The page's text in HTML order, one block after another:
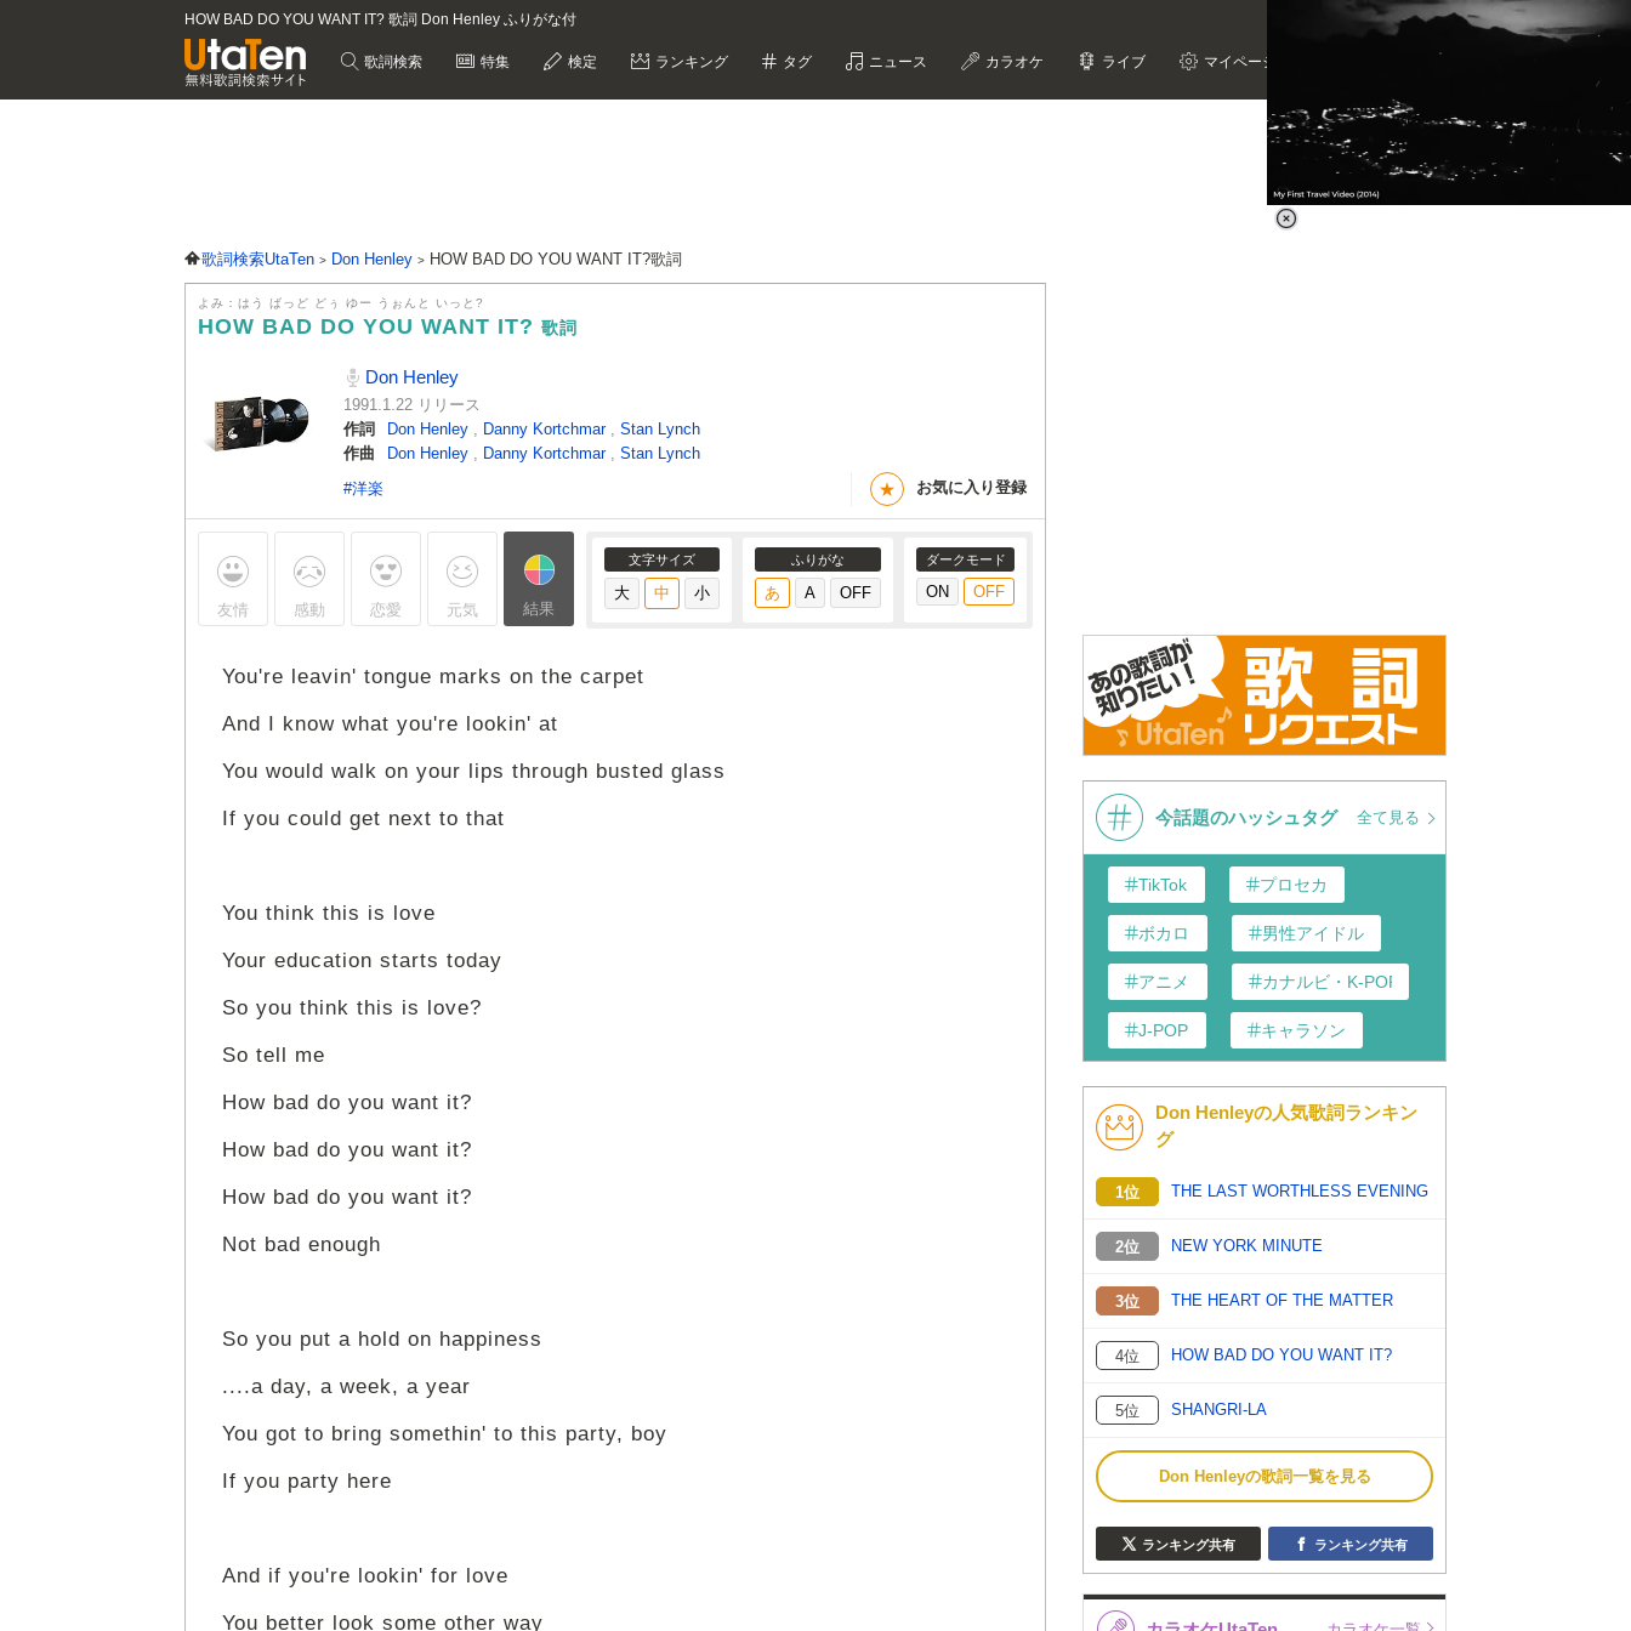
HOW BAD DO YOU WANT IT? 歌詞 Don Henley ふりがな付
歌詞検索 特集 検定 ランキング タグ ニュース カラオケ ライブ マイページ
歌詞検索UtaTen Don Henley HOW BAD DO YOU WANT IT?歌詞
よみ：はう ばっど どぅ ゆー うぉんと いっと?
HOW BAD DO YOU WANT IT? 歌詞
Don Henley
1991.1.22 リリース
作詞
Don Henley , Danny Kortchmar , Stan Lynch
作曲
Don Henley , Danny Kortchmar , Stan Lynch
#洋楽
★ お気に入り登録
友情 感動 恋愛 元気 結果
文字サイズ ふりがな ダークモード
You're leavin' tongue marks on the carpet
And I know what you're lookin' at
You would walk on your lips through busted glass
If you could get next to that
You think this is love
Your education starts today
So you think this is love?
So tell me
How bad do you want it?
How bad do you want it?
How bad do you want it?
Not bad enough
So you put a hold on happiness
....a day, a week, a year
You got to bring somethin' to this party, boy
If you party here
And if you're lookin' for love
You better look some other way
Loaded:
今話題のハッシュタグ 全て見る
TikTok プロセカ
ボカロ 男性アイドル
アニメ カナルビ・K-POP和訳
J-POP キャラソン
K-POP 洋楽
バンド
Don Henleyの人気歌詞ランキン
グ
1位 THE LAST WORTHLESS EVENING
2位 NEW YORK MINUTE
3位 THE HEART OF THE MATTER
4位 HOW BAD DO YOU WANT IT?
5位 SHANGRI-LA
Don Henleyの歌詞一覧を見る
ランキング共有 ランキング共有